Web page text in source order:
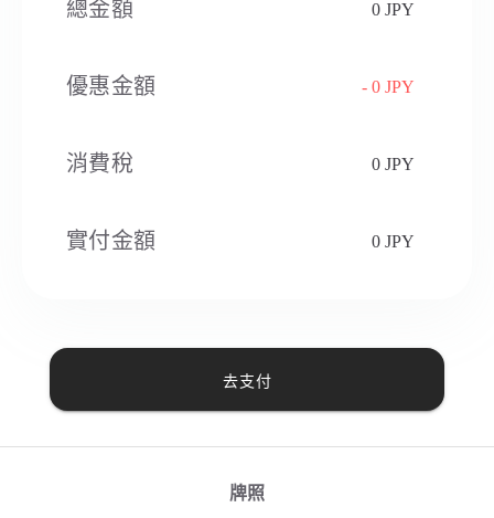
總金額 0 JPY
優惠金額 - 0 JPY
消費稅​ 0 JPY
實付金額 0 JPY
去支付
牌照